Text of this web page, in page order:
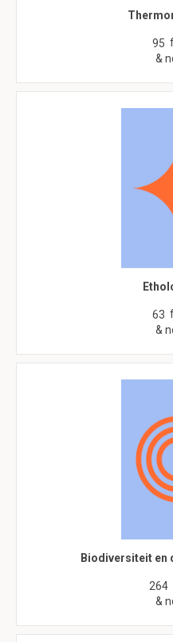
95
&
63
&
Biodiversiteit en
264
&